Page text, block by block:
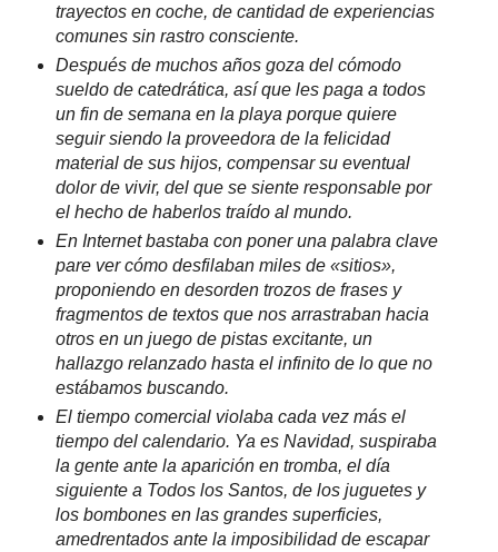
trayectos en coche, de cantidad de experiencias
comunes sin rastro consciente.
Después de muchos años goza del cómodo
sueldo de catedrática, así que les paga a todos
un fin de semana en la playa porque quiere
seguir siendo la proveedora de la felicidad
material de sus hijos, compensar su eventual
dolor de vivir, del que se siente responsable por
el hecho de haberlos traído al mundo.
En Internet bastaba con poner una palabra clave
pare ver cómo desfilaban miles de «sitios»,
proponiendo en desorden trozos de frases y
fragmentos de textos que nos arrastraban hacia
otros en un juego de pistas excitante, un
hallazgo relanzado hasta el infinito de lo que no
estábamos buscando.
El tiempo comercial violaba cada vez más el
tiempo del calendario. Ya es Navidad, suspiraba
la gente ante la aparición en tromba, el día
siguiente a Todos los Santos, de los juguetes y
los bombones en las grandes superficies,
amedrentados ante la imposibilidad de escapar